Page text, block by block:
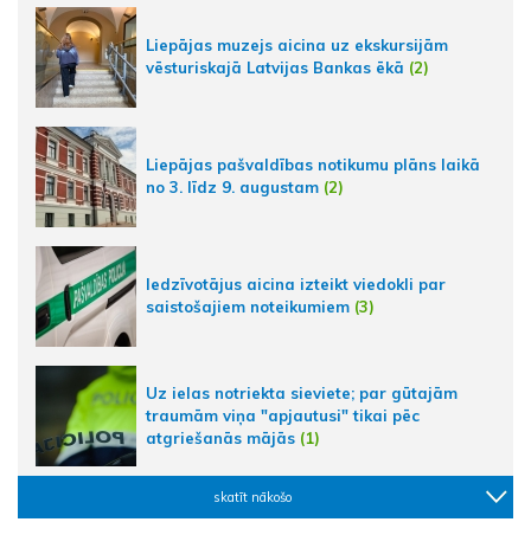
Liepājas muzejs aicina uz ekskursijām
vēsturiskajā Latvijas Bankas ēkā (2)
Liepājas pašvaldības notikumu plāns laikā
no 3. līdz 9. augustam (2)
Iedzīvotājus aicina izteikt viedokli par
saistošajiem noteikumiem (3)
Uz ielas notriekta sieviete; par gūtajām
traumām viņa "apjautusi" tikai pēc
atgriešanās mājās (1)
skatīt nākošo